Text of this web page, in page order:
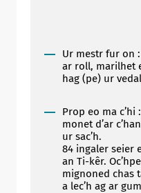
Ur mestr fur on :
ar roll, marilhet
hag (pe) ur
Prop eo ma
monet d’ar
ur sac’h.
84 ingaler seier
an Ti-kêr.
mignoned chas
a lec’h ag ar